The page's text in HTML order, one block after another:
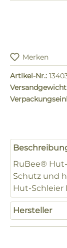
Merken
Artikel-Nr.:
RuBee®
Schutz und
Hut-
Hersteller